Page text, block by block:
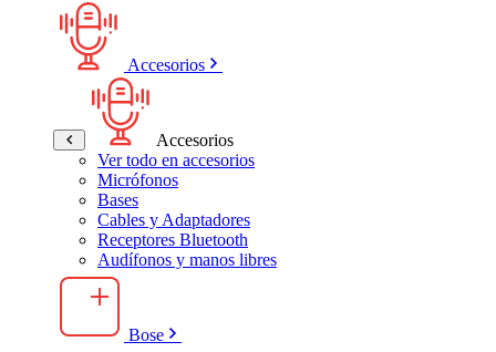
Accesorios
Accesorios
Ver todo en accesorios
Micrófonos
Bases
Cables y Adaptadores
Receptores Bluetooth
Audífonos y manos libres
Bose